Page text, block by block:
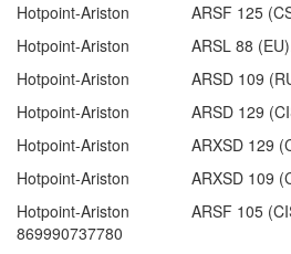
Hotpoint-Ariston ARSF
Hotpoint-Ariston ARSL 88
Hotpoint-Ariston ARSD
Hotpoint-Ariston ARSD
Hotpoint-Ariston ARXSD
Hotpoint-Ariston ARXSD
Hotpoint-Ariston ARSF
869990737780